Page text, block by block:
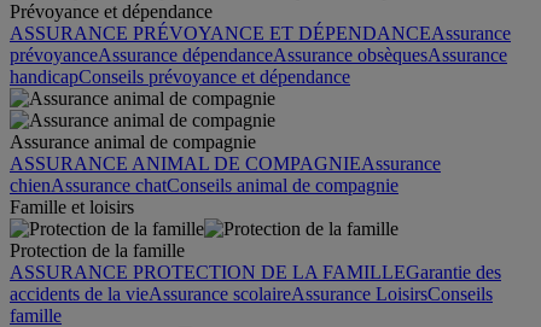
Prévoyance et dépendance
ASSURANCE PRÉVOYANCE ET DÉPENDANCEAssurance
prévoyanceAssurance dépendanceAssurance obsèquesAssurance
handicapConseils prévoyance et dépendance
Assurance animal de compagnie
ASSURANCE ANIMAL DE COMPAGNIEAssurance
chienAssurance chatConseils animal de compagnie
Famille et loisirs
Protection de la famille
ASSURANCE PROTECTION DE LA FAMILLEGarantie des
accidents de la vieAssurance scolaireAssurance LoisirsConseils
famille